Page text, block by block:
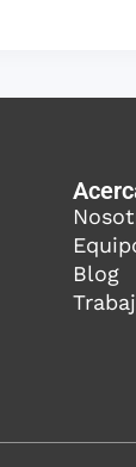
Blog